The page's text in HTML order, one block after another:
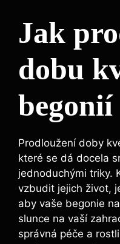
Jak
dobu
begonií
Prodloužení doby
které se dá docela
jednoduchými triky.
vzbudit jejich život,
aby vaše begonie
slunce na vaší
správná péče a